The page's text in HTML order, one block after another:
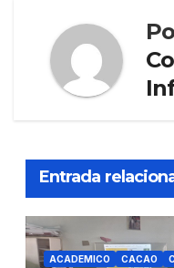
Entrada
ACADEMICO CACAO